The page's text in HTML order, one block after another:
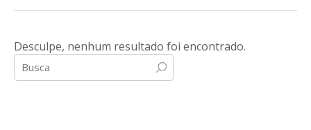
Desculpe, nenhum resultado foi encontrado.